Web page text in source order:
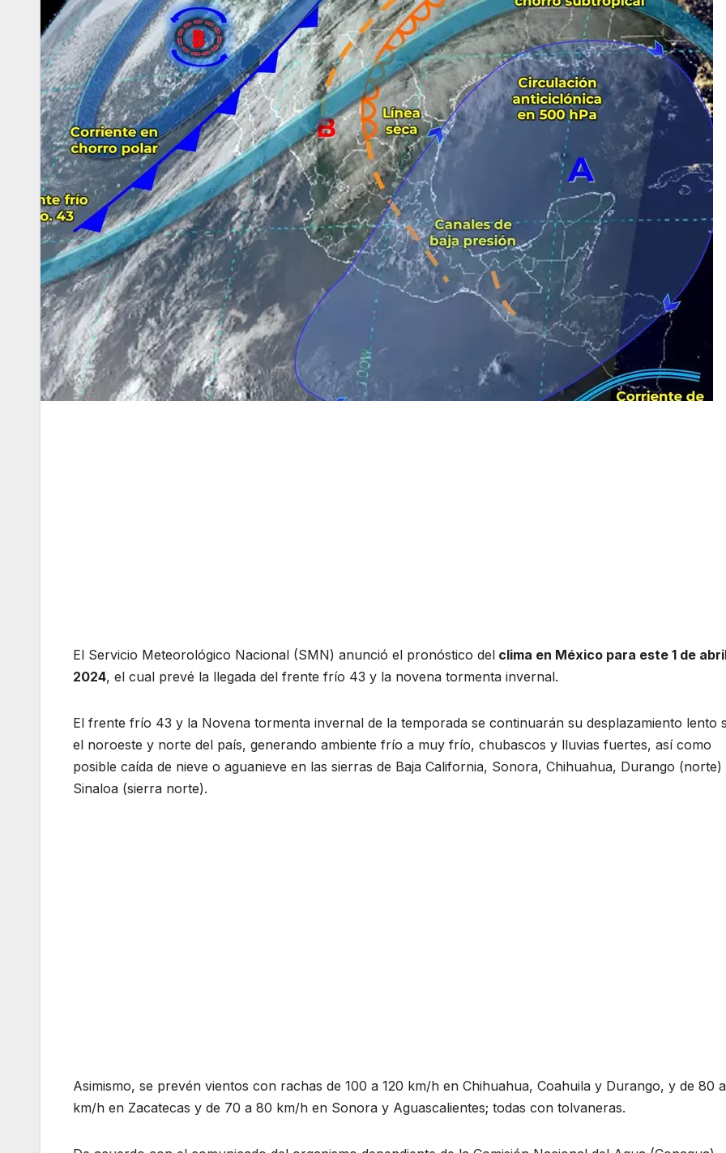
El Servicio Meteorológico Nacional (SMN) anunció el pronóstico del clima en México para este 1 de
2024, el cual prevé la llegada del frente frío 43 y la novena tormenta invernal.
El frente frío 43 y la Novena tormenta invernal de la temporada se continuarán su desplazamiento lento
el noroeste y norte del país, generando ambiente frío a muy frío, chubascos y lluvias fuertes, así como
posible caída de nieve o aguanieve en las sierras de Baja California, Sonora, Chihuahua, Durango (norte)
Sinaloa (sierra norte).
Asimismo, se prevén vientos con rachas de 100 a 120 km/h en Chihuahua, Coahuila y Durango, y de 80
km/h en Zacatecas y de 70 a 80 km/h en Sonora y Aguascalientes; todas con tolvaneras.